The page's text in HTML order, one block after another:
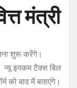
मंत्री
शुरू करेंगे।
न्यू इनकम टैक्स बिल
को बाद में बताएंगे।